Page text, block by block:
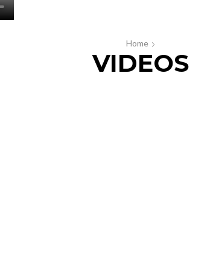
Home
VIDEOS